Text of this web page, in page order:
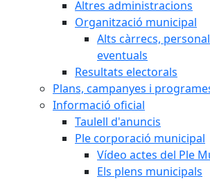
Altres administracions
Organització municipal
Alts càrrecs,
eventuals
Resultats electorals
Plans, campanyes i
Informació oficial
Taulell d'anuncis
Ple corporació municipal
Vídeo actes del Ple
Els plens municipals